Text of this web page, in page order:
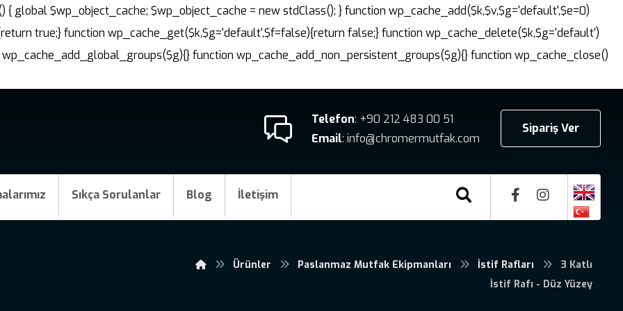
global $wp_object_cache; $wp_object_cache = new stdClass(); } function wp_cache_add($k,$v,$g='default',$e=0)
true;} function wp_cache_get($k,$g='default',$f=false){return false;} function wp_cache_delete($k,$g='default')
function wp_cache_add_non_persistent_groups($g){} function wp_cache_close()
Sipariş Ver
Telefon: +90 212 483 00 51
Email: info@chromermutfak.com
Sıkça Sorulanlar Blog İletişim
Ürünler Paslanmaz Mutfak Ekipmanları İstif Rafları
3 Katlı
İstif Rafı - Düz Yüzey